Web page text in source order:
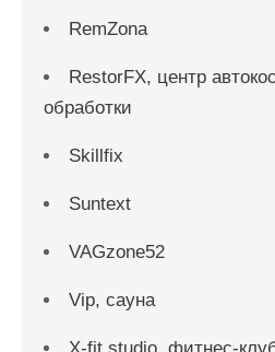
RemZona
RestorFX, центр
обработки
Skillfix
Suntext
VAGzone52
Vip, сауна